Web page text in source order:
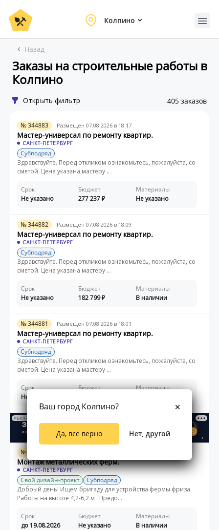
Колпино
Назад
Заказы на строительные работы в
Колпино
Открыть фильтр 405 заказов
№ 344883 Размещен 07.08.2026 в 18:17
Мастер-универсал по ремонту квартир.
САНКТ-ПЕТЕРБУРГ
Субподряд
Здравствуйте. Перед откликом ознакомьтесь, пожалуйста, со
сметой. Цена указана мастеру ...
Срок
Не указано
Бюджет
277 237
Материалы
Не указано
№ 344882 Размещен 07.08.2026 в 18:09
Мастер-универсал по ремонту квартир.
САНКТ-ПЕТЕРБУРГ
Субподряд
Здравствуйте. Перед откликом ознакомьтесь, пожалуйста, со
сметой. Цена указана мастеру ...
Срок
Не указано
Бюджет
182 799
Материалы
В наличии
№ 344881 Размещен 07.08.2026 в 18:01
Мастер-универсал по ремонту квартир.
САНКТ-ПЕТЕРБУРГ
Субподряд
Здравствуйте. Перед откликом ознакомьтесь, пожалуйста, со
сметой. Цена указана мастеру ...
Срок
Не указано
Бюджет
Материалы
РЕКЛАМА
№ 344877
Монтаж металлических ферм.
САНКТ-ПЕТЕРБУРГ
Свой дизайн-проект
Субподряд
Добрый день! Ищем бригаду для устройства фермы фриза.
Работы на высоте 4,2-6,2 м . Предо...
Срок
до 19.08.2026
Бюджет
Не указано
Материалы
В наличии
Ваш город Колпино?
Да, все верно Нет, другой